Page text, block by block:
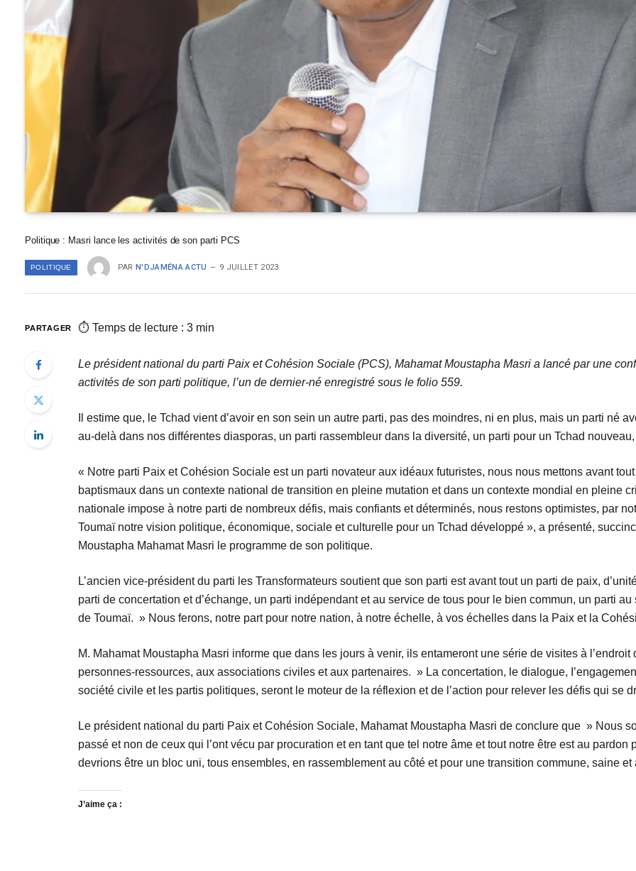
Politique : Masri lance les activités de son parti PCS
POLITIQUE PAR N'DJAMÉNA ACTU 9 JUILLET 2023
PARTAGER ⏱ Temps de lecture : 3 min
Le président national du parti Paix et Cohésion Sociale (PCS), Mahamat Moustapha Masri a lancé par une
activités de son parti politique, l’un de dernier-né enregistré sous le folio 559.
Il estime que, le Tchad vient d’avoir en son sein un autre parti, pas des moindres, ni en plus, mais un parti né
au-delà dans nos différentes diasporas, un parti rassembleur dans la diversité, un parti pour un Tchad nouveau,
« Notre parti Paix et Cohésion Sociale est un parti novateur aux idéaux futuristes, nous nous mettons avant
baptismaux dans un contexte national de transition en pleine mutation et dans un contexte mondial en pleine
nationale impose à notre parti de nombreux défis, mais confiants et déterminés, nous restons optimistes, par
Toumaï notre vision politique, économique, sociale et culturelle pour un Tchad développé », a présenté,
Moustapha Mahamat Masri le programme de son politique.
L’ancien vice-président du parti les Transformateurs soutient que son parti est avant tout un parti de paix,
parti de concertation et d’échange, un parti indépendant et au service de tous pour le bien commun, un parti
de Toumaï. » Nous ferons, notre part pour notre nation, à notre échelle, à vos échelles dans la Paix et la
M. Mahamat Moustapha Masri informe que dans les jours à venir, ils entameront une série de visites à
personnes-ressources, aux associations civiles et aux partenaires. » La concertation, le dialogue,
société civile et les partis politiques, seront le moteur de la réflexion et de l’action pour relever les défis qui se
Le président national du parti Paix et Cohésion Sociale, Mahamat Moustapha Masri de conclure que » Nous
passé et non de ceux qui l’ont vécu par procuration et en tant que tel notre âme et tout notre être est au
devrions être un bloc uni, tous ensembles, en rassemblement au côté et pour une transition commune, saine
J’aime ça :